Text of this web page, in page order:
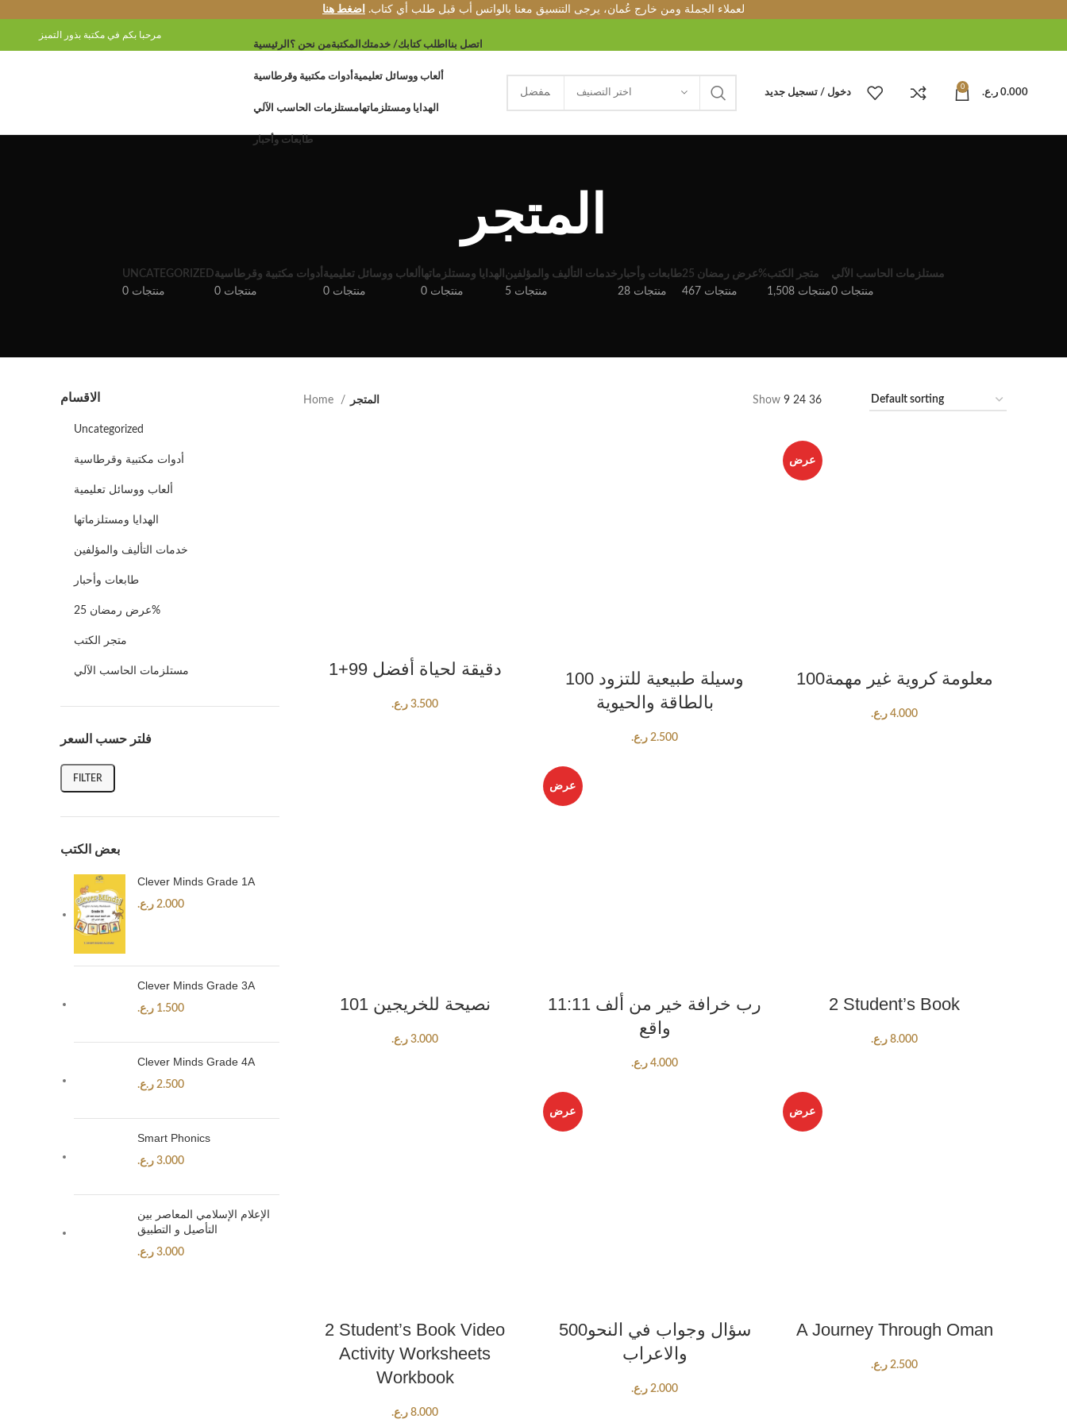
لعملاء الجملة ومن خارج عُمان، يرجى التنسيق معنا بالواتس أب قبل طلب أي كتاب. اضغط هنا
مرحبا بكم في مكتبة بذور التميز
الرئيسية من نحن ؟المكتبة اطلب كتابك/ خدمتك اتصل بنا
أدوات مكتبية وقرطاسية ألعاب ووسائل تعليمية
مستلزمات الحاسب الآليالهدايا ومستلزماتها
طابعات وأحبار
اختر التصنيف دخول / تسجيل جديد
0
0.000 ر.ع.
المتجر
UNCATEGORIZED
0 منتجات
أدوات مكتبية وقرطاسية
0 منتجات
ألعاب ووسائل تعليمية
0 منتجات
الهدايا ومستلزماتها
0 منتجات
خدمات التأليف والمؤلفين
5 منتجات
طابعات وأحبار
28 منتجات
عرض رمضان 25%
467 منتجات
متجر الكتب
1,508 منتجات
مستلزمات الحاسب الآلي
0 منتجات
الاقسام
Uncategorized
أدوات مكتبية وقرطاسية
ألعاب ووسائل تعليمية
الهدايا ومستلزماتها
خدمات التأليف والمؤلفين
طابعات وأحبار
عرض رمضان 25%
متجر الكتب
مستلزمات الحاسب الآلي
فلتر حسب السعر
FILTER
بعض الكتب
Clever Minds Grade 1A
2.000 ر.ع.
Clever Minds Grade 3A
1.500 ر.ع.
Clever Minds Grade 4A
2.500 ر.ع.
Smart Phonics
3.000 ر.ع.
الإعلام الإسلامي المعاصر بین
التأصیل و التطبیق
3.000 ر.ع.
Home المتجر Show 9 24 36
ADD TO CART
1+99 دقيقة لحياة أفضل
3.500 ر.ع.
100 وسيلة طبيعية للتزود
بالطاقة والحيوية
2.500 ر.ع.
عرض
100معلومة كروية غير مهمة
4.000 ر.ع.
101 نصيحة للخريجين
3.000 ر.ع.
عرض
ADD TO CART
11:11 رب خرافة خير من ألف
واقع
4.000 ر.ع.
2 Student’s Book
8.000 ر.ع.
2 Student’s Book Video
Activity Worksheets
Workbook
8.000 ر.ع.
عرض
500سؤال وجواب في النحو
والاعراب
2.000 ر.ع.
عرض
A Journey Through Oman
2.500 ر.ع.